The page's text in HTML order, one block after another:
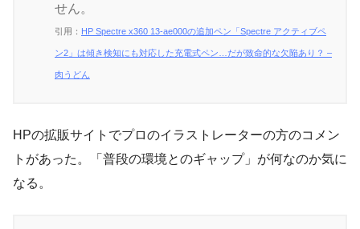
せん。
引用： HP Spectre x360 13-ae000の追加ペン「Spectre アクティブペ
ン2」は傾き検知にも対応した充電式ペン…だが致命的な欠陥あり？ –
肉うどん
HPの拡販サイトでプロのイラストレーターの方のコメン
トがあった。「普段の環境とのギャップ」が何なのか気に
なる。